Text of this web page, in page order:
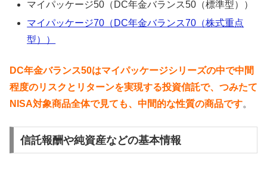
マイパッケージ50（DC年金バランス50（標準型））
マイパッケージ70（DC年金バランス70（株式重点
型））
DC年金バランス50はマイパッケージシリーズの中で中間
程度のリスクとリターンを実現する投資信託で、つみたて
NISA対象商品全体で見ても、 中間的な性質の商品です。
信託報酬や純資産などの基本情報